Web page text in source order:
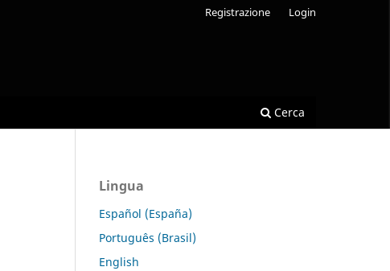
Cerca
Registrazione Login
Lingua
Español (España)
Português (Brasil)
English